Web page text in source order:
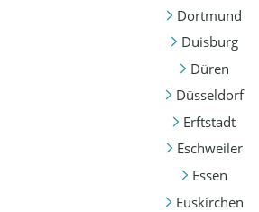
Dortmund
Duisburg
Düren
Düsseldorf
Erftstadt
Eschweiler
Essen
Euskirchen